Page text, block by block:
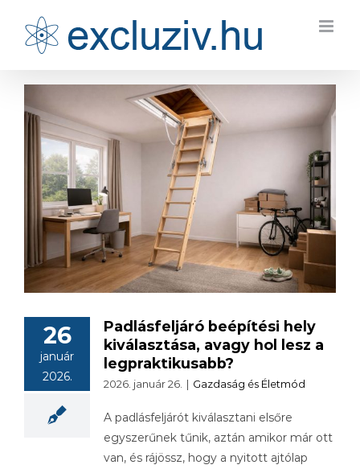
26
január
2026.
Padlásfeljáró beépítési hely
kiválasztása, avagy hol lesz a
legpraktikusabb?
2026. január 26. | Gazdaság és Életmód
A padlásfeljárót kiválasztani elsőre
egyszerűnek tűnik, aztán amikor már ott
van, és rájössz, hogy a nyitott ajtólap